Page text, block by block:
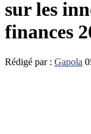
sur les
finances
Rédigé par : Gapola